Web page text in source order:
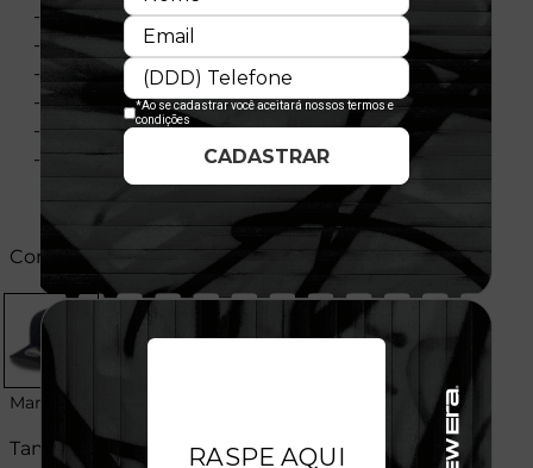
- Copa frontal estruturada
- Painel frontal único
- Flag bordada no lado esquerdo
- Importado
- Licença Oficial
- Composição:
Cores:
Marinho
Tamanhos: